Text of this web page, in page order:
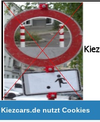
Kiezcars.de nutzt Cookies